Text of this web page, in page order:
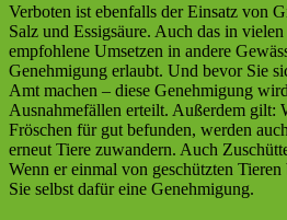
Verboten ist ebenfalls der Einsatz von
Salz und Essigsäure. Auch das in
empfohlene Umsetzen in andere
Genehmigung erlaubt. Und bevor Sie
Amt machen – diese Genehmigung
Ausnahmefällen erteilt. Außerdem gilt:
Fröschen für gut befunden, werden
erneut Tiere zuwandern. Auch
Wenn er einmal von geschützten
Sie selbst dafür eine Genehmigung.